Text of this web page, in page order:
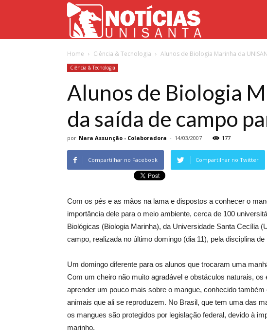
Unisanta
Home Ciência & Tecnologia Alunos de Biologia Marinha da
Ciência & Tecnologia
Alunos de Biologia
da saída de campo
por Nara Assunção - Colaboradora - 14/03/2007 177
Compartilhar no Facebook Compartilhar no Twitter
Com os pés e as mãos na lama e dispostos a conhecer o
importância dele para o meio ambiente, cerca de 100
Biológicas (Biologia Marinha), da Universidade Santa Cecília
campo, realizada no último domingo (dia 11), pela disciplina
Um domingo diferente para os alunos que trocaram uma
Com um cheiro não muito agradável e obstáculos naturais,
aprender um pouco mais sobre o mangue, conhecido
animais que ali se reproduzem. No Brasil, que tem uma das
os mangues são protegidos por legislação federal, devido à
marinho.